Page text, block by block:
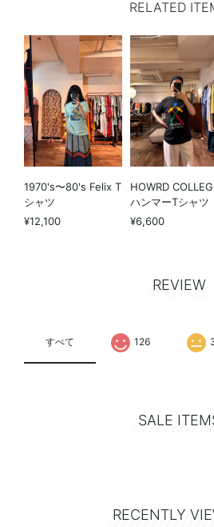
RELATED
1970's〜80's Felix T
シャツ
¥12,100
HOWRD
ハンマーTシャツ
¥6,600
REVIEW
すべて 126
SALE
RECENTLY